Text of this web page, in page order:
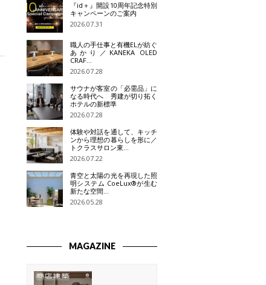
『id＋』開設10周年記念特別
キャンペーンのご案内
2026.07.31
職人の手仕事と有機ELが紡ぐ
あかり／KANEKA OLED
CRAF…
2026.07.28
サウナが客室の「必需品」に
なる時代へ 秀建が切り拓く
ホテルの新標準
2026.07.28
体験や対話を通して、キッチ
ンから理想の暮らしを形に／
トクラスサロン東…
2026.07.22
青空と太陽の光を再現した照
明システム CoeLux®が生む
新たな空間…
2026.05.28
MAGAZINE